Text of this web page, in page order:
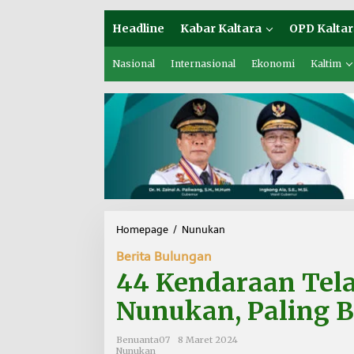
Headline Kabar Kaltara OPD
Nasional Internasional Ekonomi Kaltim
Homepage / Nunukan
n
a
Berita Bulungan
44 Kendaraan
Nunukan, Paling
Benuanta07
8 Maret 2024
Nunukan